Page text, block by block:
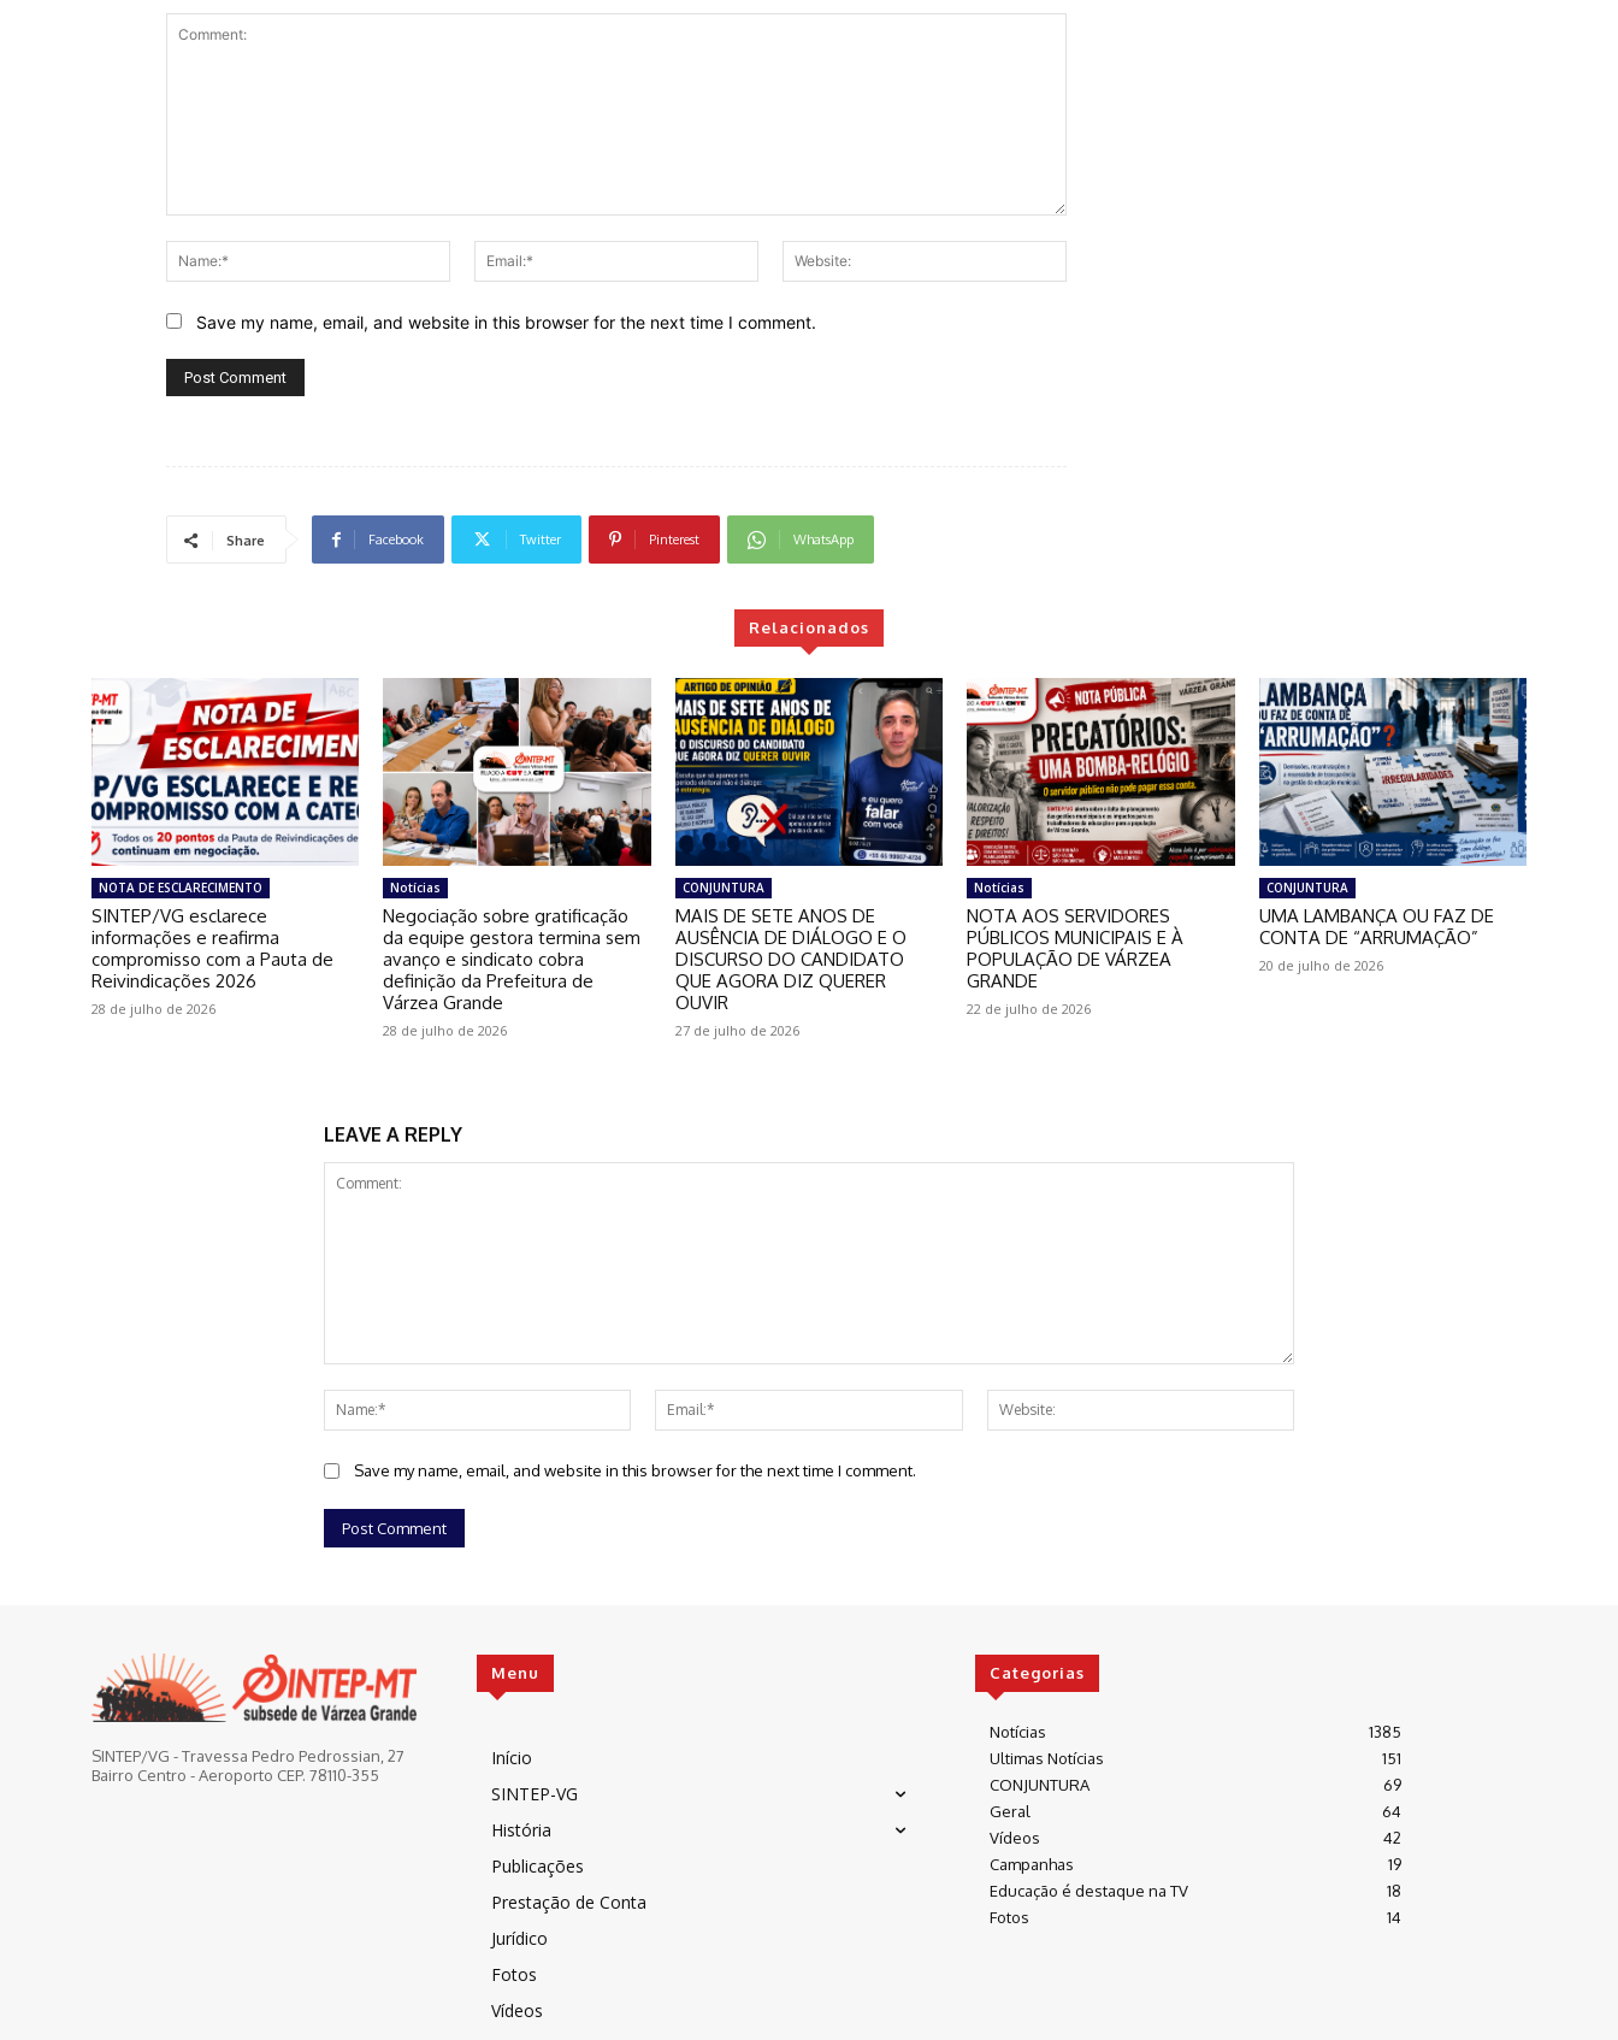
Name:*
Email:*
Save my name, email, and website in this browser for the next time I comment.
Share Facebook Twitter Pinterest WhatsApp
Relacionados
NOTA DE ESCLARECIMENTO
SINTEP/VG esclarece
informações e reafirma
compromisso com a Pauta de
Reivindicações 2026
28 de julho de 2026
Notícias
Negociação sobre gratificação
da equipe gestora termina sem
avanço e sindicato cobra
definição da Prefeitura de
Várzea Grande
28 de julho de 2026
CONJUNTURA
MAIS DE SETE ANOS DE
AUSÊNCIA DE DIÁLOGO E O
DISCURSO DO CANDIDATO
QUE AGORA DIZ QUERER
OUVIR
27 de julho de 2026
Notícias
NOTA AOS SERVIDORES
PÚBLICOS MUNICIPAIS E À
POPULAÇÃO DE VÁRZEA
GRANDE
22 de julho de 2026
CONJUNTURA
UMA LAMBANÇA OU FAZ DE
CONTA DE “ARRUMAÇÃO”
20 de julho de 2026
LEAVE A REPLY
Name:*
Email:*
Save my name, email, and website in this browser for the next time I comment.
SINTEP/VG - Travessa Pedro Pedrossian, 27
Bairro Centro - Aeroporto CEP. 78110-355
Menu
Início
SINTEP-VG
História
Publicações
Prestação de Conta
Jurídico
Fotos
Vídeos
Categorias
Notícias
1385
Ultimas Notícias
151
CONJUNTURA
69
Geral
64
Vídeos
42
Campanhas
19
Educação é destaque na TV
18
Fotos
14